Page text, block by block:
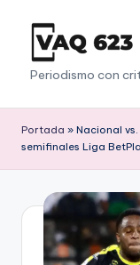
Saltar
contenido
V
a
q
6
3
Periodismo con
Portada » Nacional
semifinales Liga